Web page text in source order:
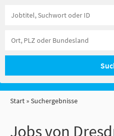
Start Suchergebnisse
Jobs von